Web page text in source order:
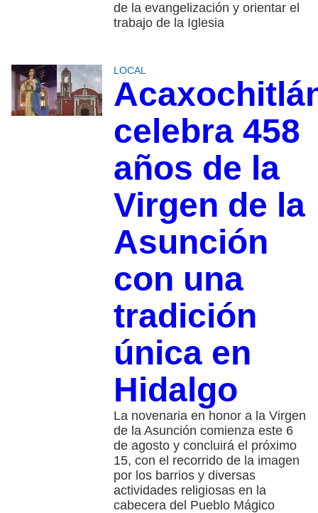
de la evangelización y orientar el
trabajo de la Iglesia
LOCAL
celebra 458
años de la
Virgen de la
Asunción
con una
tradición
única en
Hidalgo
La novenaria en honor a la Virgen
de la Asunción comienza este 6
de agosto y concluirá el próximo
15, con el recorrido de la imagen
por los barrios y diversas
actividades religiosas en la
cabecera del Pueblo Mágico